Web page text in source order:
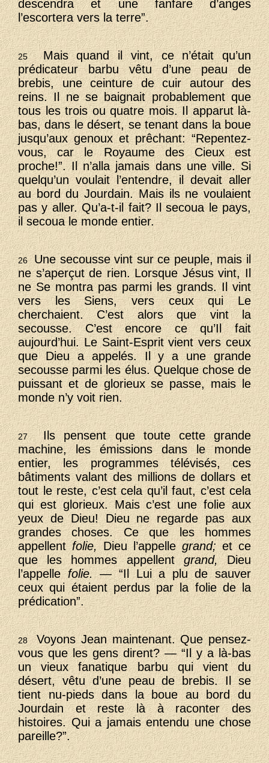
descendra et une fanfare d’anges
l’escortera vers la terre”.
25Mais quand il vint, ce n’était qu’un
prédicateur barbu vêtu d’une peau de
brebis, une ceinture de cuir autour des
reins. Il ne se baignait probablement que
tous les trois ou quatre mois. Il apparut là-
bas, dans le désert, se tenant dans la boue
jusqu’aux genoux et prêchant: “Repentez-
vous, car le Royaume des Cieux est
proche!”. Il n’alla jamais dans une ville. Si
quelqu’un voulait l’entendre, il devait aller
au bord du Jourdain. Mais ils ne voulaient
pas y aller. Qu’a-t-il fait? Il secoua le pays,
il secoua le monde entier.
26Une secousse vint sur ce peuple, mais il
ne s’aperçut de rien. Lorsque Jésus vint, Il
ne Se montra pas parmi les grands. Il vint
vers les Siens, vers ceux qui Le
cherchaient. C’est alors que vint la
secousse. C’est encore ce qu’Il fait
aujourd’hui. Le Saint-Esprit vient vers ceux
que Dieu a appelés. Il y a une grande
secousse parmi les élus. Quelque chose de
puissant et de glorieux se passe, mais le
monde n’y voit rien.
27Ils pensent que toute cette grande
machine, les émissions dans le monde
entier, les programmes télévisés, ces
bâtiments valant des millions de dollars et
tout le reste, c’est cela qu’il faut, c’est cela
qui est glorieux. Mais c’est une folie aux
yeux de Dieu! Dieu ne regarde pas aux
grandes choses. Ce que les hommes
appellentfolie,Dieu l’appellegrand;et ce
que les hommes appellentgrand,Dieu
l’appellefolie. —“Il Lui a plu de sauver
ceux qui étaient perdus par la folie de la
prédication”.
28Voyons Jean maintenant. Que pensez-
vous que les gens dirent? — “Il y a là-bas
un vieux fanatique barbu qui vient du
désert, vêtu d’une peau de brebis. Il se
tient nu-pieds dans la boue au bord du
Jourdain et reste là à raconter des
histoires. Qui a jamais entendu une chose
pareille?”.